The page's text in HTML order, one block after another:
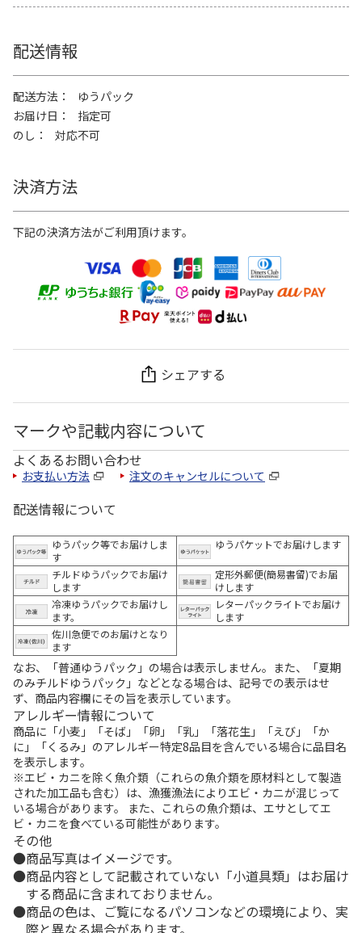
配送情報
配送方法
ゆうパック
お届け日
指定可
のし
対応不可
決済方法
下記の決済方法がご利用頂けます。
シェアする
マークや記載内容について
よくあるお問い合わせ
お支払い方法 注文のキャンセルについて
配送情報について
ゆうパック等でお届けしま
す
ゆうパケットでお届けします
チルドゆうパックでお届け
します
定形外郵便(簡易書留)でお届
けします
冷凍ゆうパックでお届けし
ます。
レターパックライトでお届け
します
佐川急便でのお届けとなり
ます
なお、「普通ゆうパック」の場合は表示しません。また、「夏期
のみチルドゆうパック」などとなる場合は、記号での表示はせ
ず、商品内容欄にその旨を表示しています。
アレルギー情報について
商品に「小麦」「そば」「卵」「乳」「落花生」「えび」「か
に」「くるみ」のアレルギー特定8品目を含んでいる場合に品目名
を表示します。
※エビ・カニを除く魚介類（これらの魚介類を原材料として製造
された加工品も含む）は、漁獲漁法によりエビ・カニが混じって
いる場合があります。 また、これらの魚介類は、エサとしてエ
ビ・カニを食べている可能性があります。
その他
商品写真はイメージです。
商品内容として記載されていない「小道具類」はお届け
する商品に含まれておりません。
商品の色は、ご覧になるパソコンなどの環境により、実
際と異なる場合があります。